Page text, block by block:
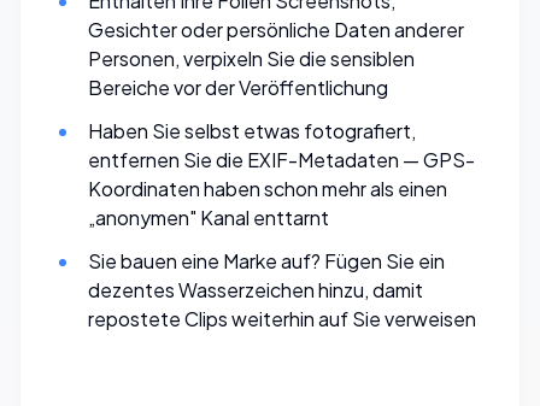
Gesichter oder persönliche Daten anderer
Personen,verpixeln Sie die sensiblen
Bereichevor der Veröffentlichung
Haben Sie selbst etwas fotografiert,
entfernen Sie die EXIF-Metadaten — GPS-
Koordinaten haben schon mehr als einen
„anonymen" Kanal enttarnt
Sie bauen eine Marke auf? Fügen Sie ein
dezentes Wasserzeichen hinzu, damit
repostete Clips weiterhin auf Sie verweisen